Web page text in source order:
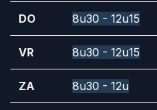
DO 8u30 - 12u15
VR 8u30 - 12u15
ZA 8u30 - 12u